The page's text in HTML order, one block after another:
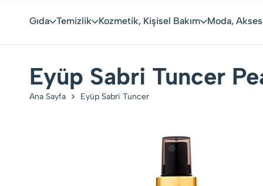
Gıda Temizlik Kozmetik, Kişisel Bakım Moda,
Eyüp Sabri Tuncer
Ana Sayfa Eyüp Sabri Tuncer